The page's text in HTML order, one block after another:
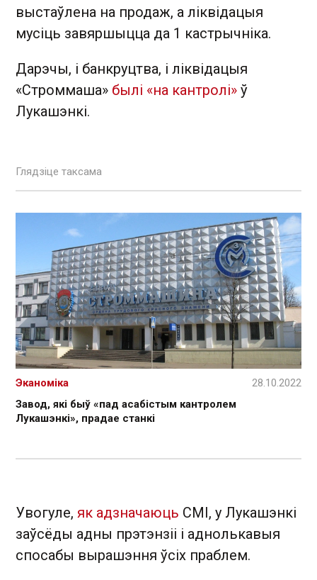
выстаўлена на продаж, а ліквідацыя
мусіць завяршыцца да 1 кастрычніка.
Дарэчы, і банкруцтва, і ліквідацыя
«Строммаша» былі «на кантролі» ў
Лукашэнкі.
Глядзіце таксама
Завод, які быў «пад асабістым кантролем
Лукашэнкі», прадае станкі
Эканоміка 28.10.2022
Увогуле, як адзначаюць СМІ, у Лукашэнкі
заўсёды адны прэтэнзіі і аднолькавыя
спосабы вырашэння ўсіх праблем.